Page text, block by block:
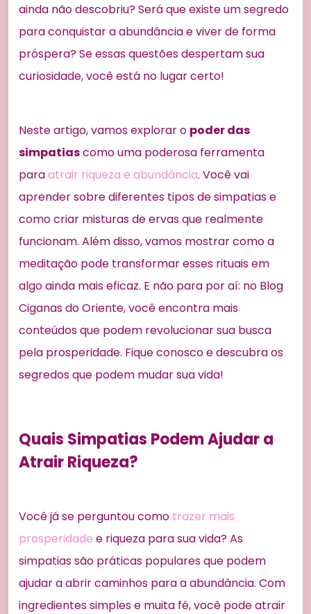
ainda não descobriu? Será que existe um segredo
para conquistar a abundância e viver de forma
próspera? Se essas questões despertam sua
curiosidade, você está no lugar certo!
Neste artigo, vamos explorar o poder das
simpatiascomo uma poderosa ferramenta
paraatrair riqueza e abundância. Você vai
aprender sobre diferentes tipos de simpatias e
como criar misturas de ervas que realmente
funcionam. Além disso, vamos mostrar como a
meditação pode transformar esses rituais em
algo ainda mais eficaz. E não para por aí: no Blog
Ciganas do Oriente, você encontra mais
conteúdos que podem revolucionar sua busca
pela prosperidade. Fique conosco e descubra os
segredos que podem mudar sua vida!
Quais Simpatias Podem Ajudar a
Atrair Riqueza?
Você já se perguntou como trazer mais
prosperidade e riqueza para sua vida? As
simpatias são práticas populares que podem
ajudar a abrir caminhos para a abundância. Com
ingredientes simples e muita fé, você pode atrair